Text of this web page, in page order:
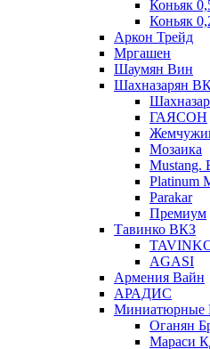
Коньяк
Коньяк
Аркон Трейд
Мргашен
Шаумян Вин
Шахназарян
ГАЯСОН
Мозаика
Mustang.
Platinum
Parakar
Премиум
Тавинко ВКЗ
AGASI
Армения Вайн
АРАДИС
Миниатюрные
Оганян
Мараси